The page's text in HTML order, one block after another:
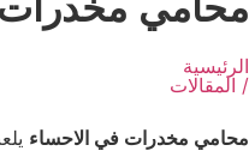
الرئيسية
/ المقالات
محامي مخدرات في الاحساء